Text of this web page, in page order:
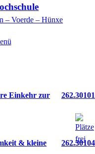
– Voerde – Hünxe
Einkehr zur
262.30101
& kleine
262.30104